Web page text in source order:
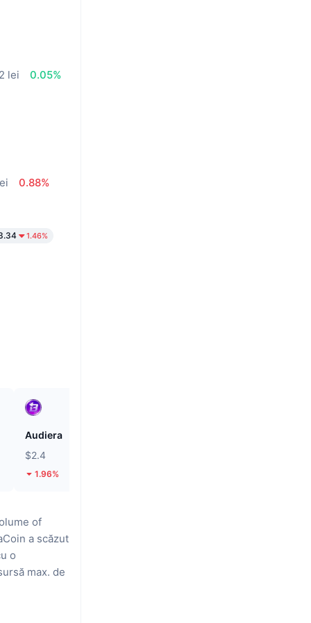
lei
0.05%
0.88%
1.46%
Audiera
$2.4
1.96%
of
a scăzut
o
max. de